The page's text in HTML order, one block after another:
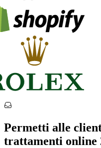
Permetti alle
trattamenti online